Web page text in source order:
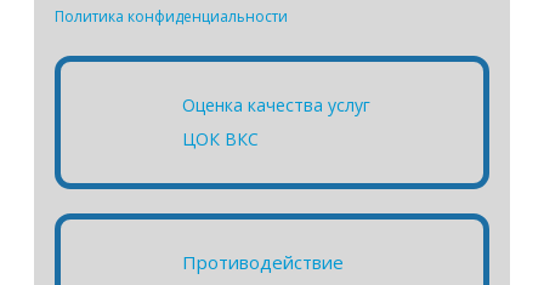
Политика конфиденциальности
Оценка качества услуг
ЦОК ВКС
Противодействие